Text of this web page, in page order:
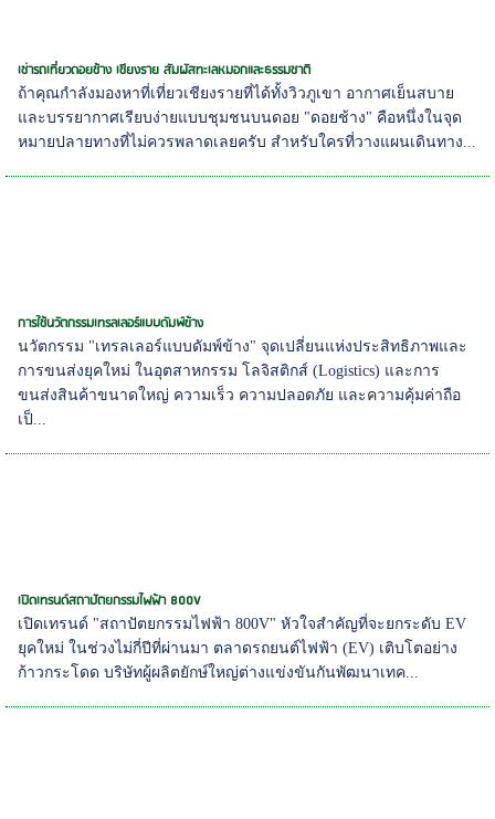
เช่ารถเที่ยวดอยช้าง เชียงราย สัมผัสทะเลหมอกและธรรมชาติ
ถ้าคุณกำลังมองหาที่เที่ยวเชียงรายที่ได้ทั้งวิวภูเขา อากาศเย็นสบาย
และบรรยากาศเรียบง่ายแบบชุมชนบนดอย "ดอยช้าง" คือหนึ่งในจุด
หมายปลายทางที่ไม่ควรพลาดเลยครับ สำหรับใครที่วางแผนเดินทาง...
การใช้นวัตกรรมเทรลเลอร์แบบดัมพ์ข้าง
นวัตกรรม "เทรลเลอร์แบบดัมพ์ข้าง" จุดเปลี่ยนแห่งประสิทธิภาพและ
การขนส่งยุคใหม่ ในอุตสาหกรรม โลจิสติกส์ (Logistics) และการ
ขนส่งสินค้าขนาดใหญ่ ความเร็ว ความปลอดภัย และความคุ้มค่าถือ
เป็...
เปิดเทรนด์สถาปัตยกรรมไฟฟ้า 800V
เปิดเทรนด์ "สถาปัตยกรรมไฟฟ้า 800V" หัวใจสำคัญที่จะยกระดับ EV
ยุคใหม่ ในช่วงไม่กี่ปีที่ผ่านมา ตลาดรถยนต์ไฟฟ้า (EV) เติบโตอย่าง
ก้าวกระโดด บริษัทผู้ผลิตยักษ์ใหญ่ต่างแข่งขันกันพัฒนาเทค...